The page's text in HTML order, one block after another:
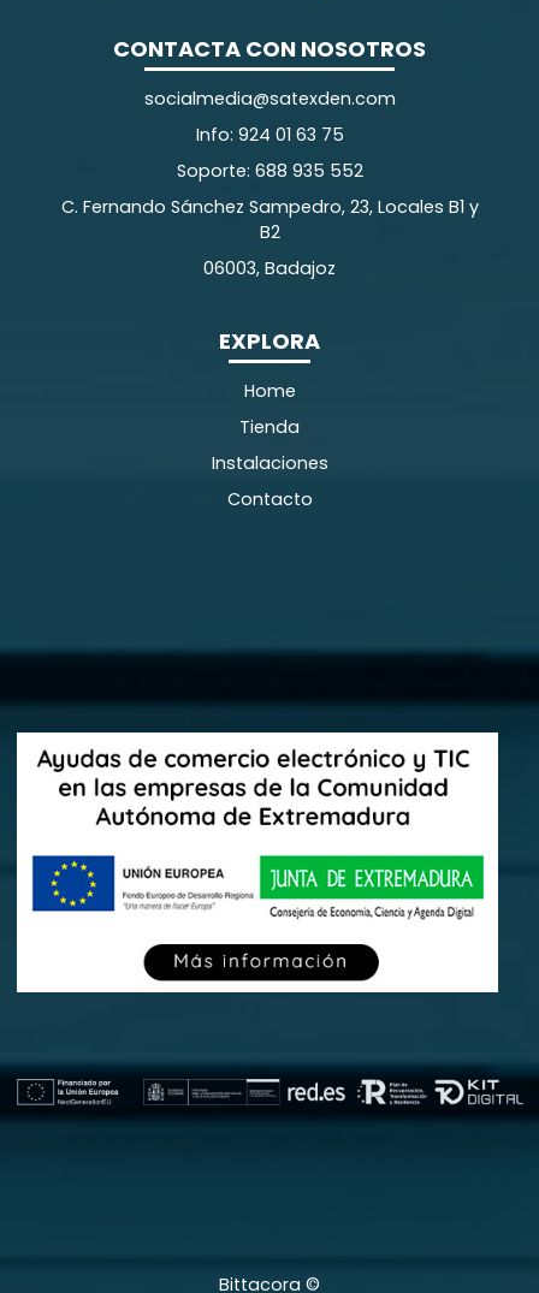
EXPLORA
Home
Tienda
Instalaciones
Contacto
CONTACTA CON NOSOTROS
socialmedia@satexden.com
Info: 924 01 63 75
Soporte: 688 935 552
C. Fernando Sánchez Sampedro, 23, Locales B1 y
B2
06003, Badajoz
Bittacora ©